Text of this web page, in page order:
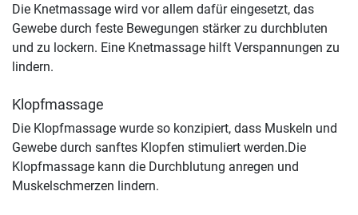
Die Knetmassage wird vor allem dafür eingesetzt, das
Gewebe durch feste Bewegungen stärker zu durchbluten
und zu lockern. Eine Knetmassage hilft Verspannungen zu
lindern.
Klopfmassage
Die Klopfmassage wurde so konzipiert, dass Muskeln und
Gewebe durch sanftes Klopfen stimuliert werden.Die
Klopfmassage kann die Durchblutung anregen und
Muskelschmerzen lindern.